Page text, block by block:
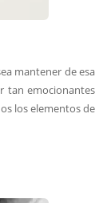
mantener de esa
tan emocionantes
los elementos de